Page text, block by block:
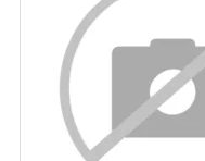
x de
Cat:
COMPRAR